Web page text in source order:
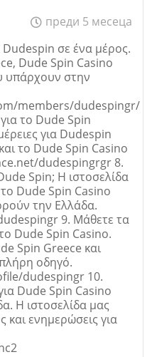
Откажи
преди 5 месеца
Dudespin σε ένα μέρος.
Dude Spin Casino
υπάρχουν στην
members/dudespingr/
το Dude Spin
για Dudespin
το Dude Spin Casino
dudespingrgr 8.
Spin; Η ιστοσελίδα
Dude Spin Casino
την Ελλάδα.
9. Μάθετε τα
Dude Spin Casino.
Spin Greece και
οδηγό.
dudespingr 10.
Dude Spin Casino
Η ιστοσελίδα μας
και ενημερώσεις για